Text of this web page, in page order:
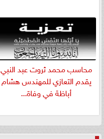
​محاسب محمد ثروت عبد النبي
يقدم التعازي للمهندس هشام
أباظة في وفاة...